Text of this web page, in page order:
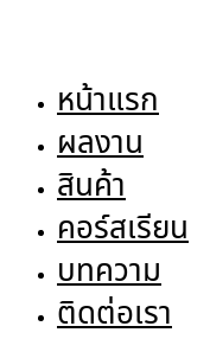
หน้าแรก
ผลงาน
สินค้า
คอร์สเรียน
บทความ
ติดต่อเรา